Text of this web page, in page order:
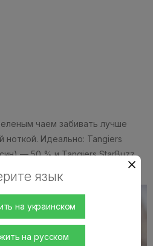
язык
на украинском
на русском
чаем забивать лучше
ноткой. Идеально: Tangiers
— 50 % и Tangiers StarBuzz